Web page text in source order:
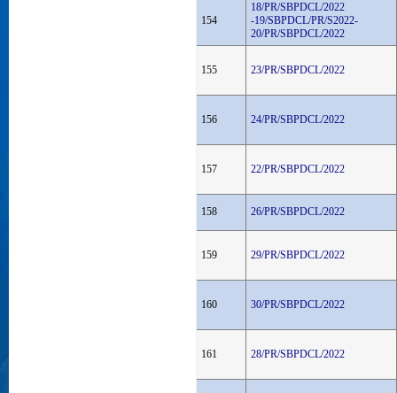
154
18/PR/SBPDCL/2022
-19/SBPDCL/PR/S2022-
20/PR/SBPDCL/2022
155 23/PR/SBPDCL/2022
156 24/PR/SBPDCL/2022
157 22/PR/SBPDCL/2022
158 26/PR/SBPDCL/2022
159 29/PR/SBPDCL/2022
160 30/PR/SBPDCL/2022
161 28/PR/SBPDCL/2022